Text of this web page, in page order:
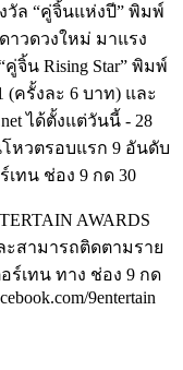
วัล “คู่จิ้นแห่งปี” พิมพ์
วดวงใหม่ มาแรง
จิ้น Rising Star” พิมพ์
(ครั้งละ 6 บาท) และ
ได้ตั้งแต่วันนี้ - 28
หวตรอบแรก 9 อันดับ
เทน ช่อง 9 กด 30
AWARDS
ะสามารถติดตามราย
ร์เทน ทาง ช่อง 9 กด
9entertain